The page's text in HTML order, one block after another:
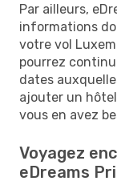
Par ailleurs,
informations
votre vol
pourrez
dates
ajouter un
vous en avez
Voyagez
eDreams